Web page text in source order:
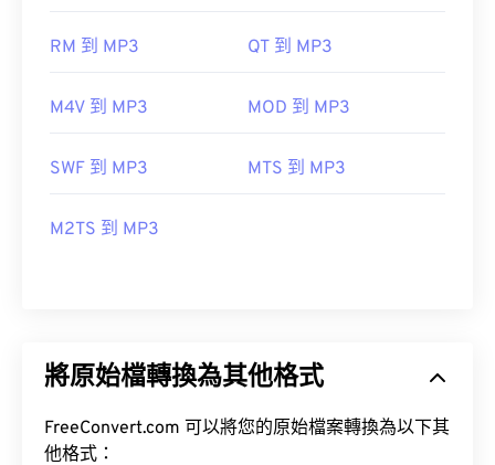
RM 到 MP3 QT 到 MP3
M4V 到 MP3 MOD 到 MP3
SWF 到 MP3 MTS 到 MP3
M2TS 到 MP3
將原始檔轉換為其他格式
FreeConvert.com 可以將您的原始檔案轉換為以下其
他格式：